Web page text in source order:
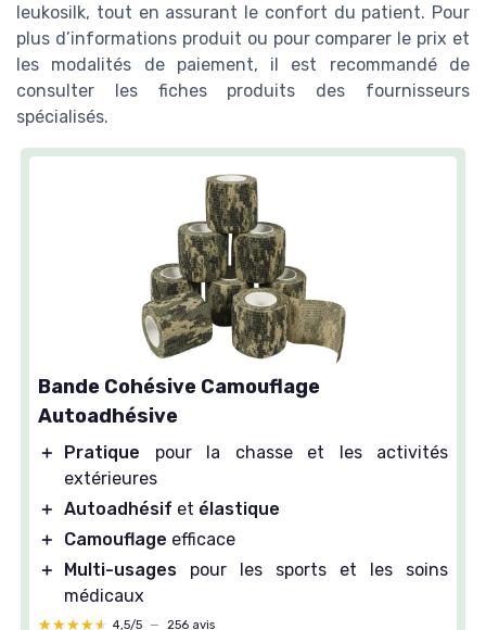
leukosilk, tout en assurant le confort du patient. Pour
plus d’informations produit ou pour comparer le prix et
les modalités de paiement, il est recommandé de
consulter les fiches produits des fournisseurs
spécialisés.
Bande Cohésive Camouflage
Autoadhésive
＋ Pratique pour la chasse et les activités
extérieures
＋ Autoadhésif et élastique
＋
Camouflage efficace
＋
Multi-usages pour les sports et les soins
médicaux
★★★★★
★★★★★ 4,5/5 — 256 avis